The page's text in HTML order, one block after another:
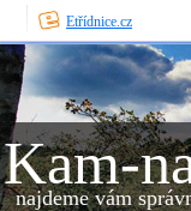
Etřídnice.cz
Kam-
najdeme vám